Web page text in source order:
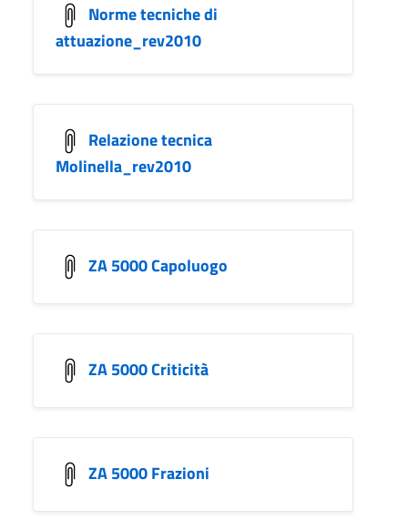
Norme tecniche di
attuazione_rev2010
Relazione tecnica
Molinella_rev2010
ZA 5000 Capoluogo
ZA 5000 Criticità
ZA 5000 Frazioni